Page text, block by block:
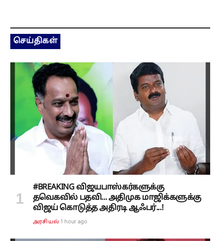
செய்திகள்
#BREAKING விஜயபாஸ்கர்களுக்கு
தவெகவில் பதவி... அதிமுக மாஜிக்களுக்கு
விஜய் கொடுத்த அதிரடி ஆஃபர்...!
அரசியல் 1 hour ago